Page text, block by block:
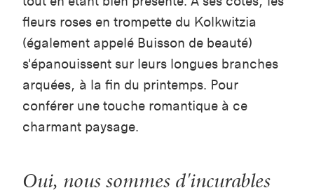
fleurs roses en trompette du Kolkwitzia
(également appelé Buisson de beauté)
s'épanouissent sur leurs longues branches
arquées, à la fin du printemps. Pour
conférer une touche romantique à ce
charmant paysage.
Oui, nous sommes d'incurables